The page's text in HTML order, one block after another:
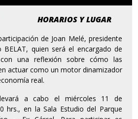
HORARIOS Y LUGAR
de Joan Melé, presidente
BELAT, quien será el encargado de
una reflexión sobre cómo las
actuar como un motor dinamizador
real.
a cabo el miércoles 11 de
hrs., en la Sala Estudio del Parque